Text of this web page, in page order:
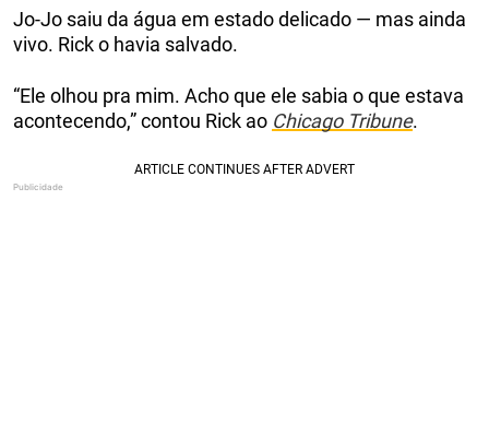
Jo-Jo saiu da água em estado delicado — mas ainda
vivo. Rick o havia salvado.
“Ele olhou pra mim. Acho que ele sabia o que estava
acontecendo,” contou Rick ao Chicago Tribune.